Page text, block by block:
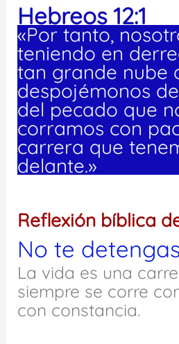
Hebreos 12:1
«Por tanto,
teniendo en
tan grande nube
despojémonos
del pecado que
corramos con
carrera que
delante.»
Reflexión bíblica
No te
La vida es una
siempre se corre
con constancia.